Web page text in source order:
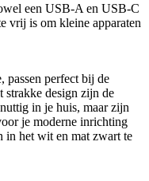
een USB-A en USB-C
vrij is om kleine apparaten
passen perfect bij de
strakke design zijn de
in je huis, maar zijn
je moderne inrichting
in het wit en mat zwart te